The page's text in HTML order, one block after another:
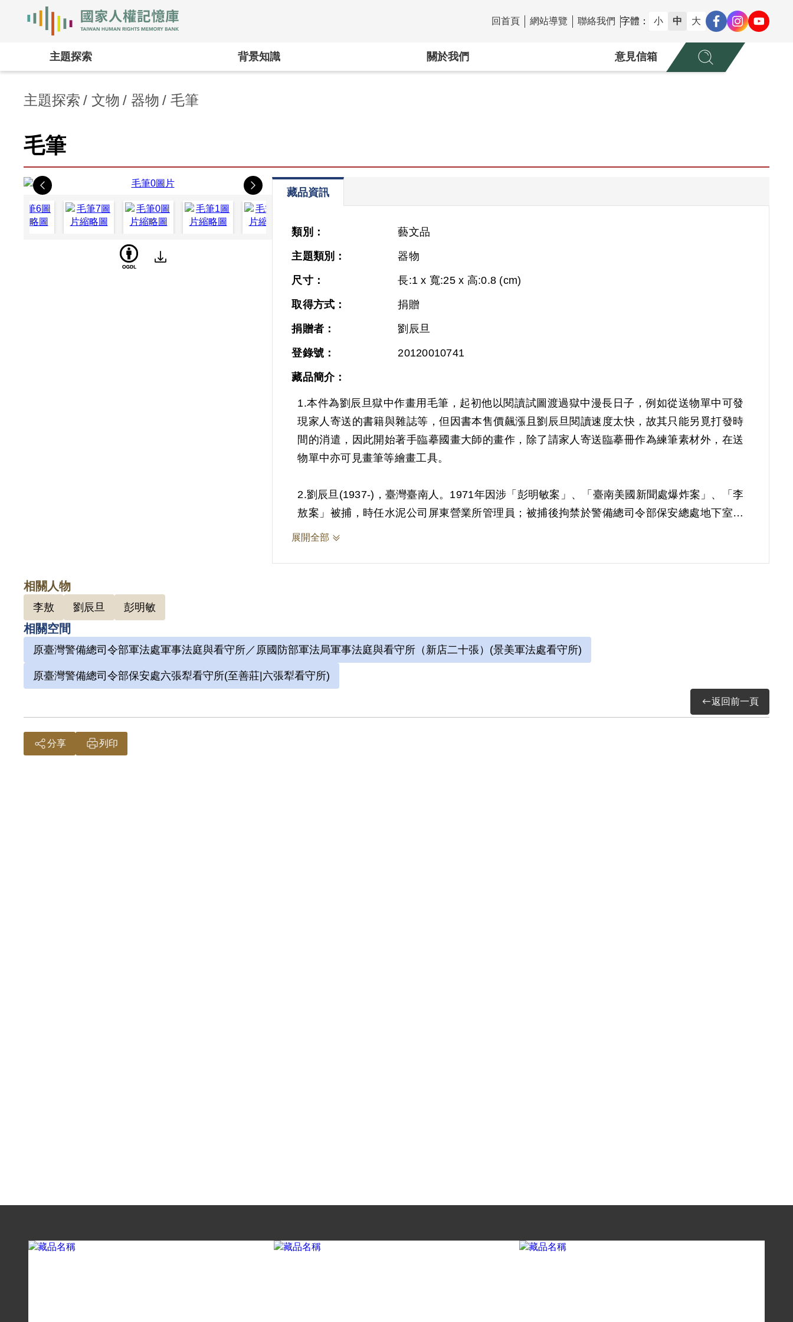
:::
回首頁 網站導覽 聯絡我們 字體： 小 中 大
主題探索 背景知識 關於我們 意見信箱
主題探索 文物 器物 毛筆
毛筆
藏品資訊
類別： 藝文品
主題類別： 器物
尺寸： 長:1 x 寬:25 x 高:0.8 (cm)
取得方式： 捐贈
捐贈者： 劉辰旦
登錄號： 20120010741
藏品簡介：
1.本件為劉辰旦獄中作畫用毛筆，起初他以閱讀試圖渡過獄中漫長日子，例如從送物單中可發
現家人寄送的書籍與雜誌等，但因書本售價飆漲且劉辰旦閱讀速度太快，故其只能另覓打發時
間的消遣，因此開始著手臨摹國畫大師的畫作，除了請家人寄送臨摹冊作為練筆素材外，在送
物單中亦可見畫筆等繪畫工具。
2.劉辰旦(1937-)，臺灣臺南人。1971年因涉「彭明敏案」、「臺南美國新聞處爆炸案」、「李
敖案」被捕，時任水泥公司屏東營業所管理員；被捕後拘禁於警備總司令部保安總處地下室及
六張犁看守所進行偵訊長達近一年。1972年移送景美軍法處看守所，判決結果處以15年有期徒
參考資料：
展開全部
相關人物
李敖 劉辰旦 彭明敏
相關空間
原臺灣警備總司令部軍法處軍事法庭與看守所／原國防部軍法局軍事法庭與看守所（新店二十張）(景美軍法處看守所)
原臺灣警備總司令部保安處六張犁看守所(至善莊|六張犁看守所)
返回前一頁
分享 列印